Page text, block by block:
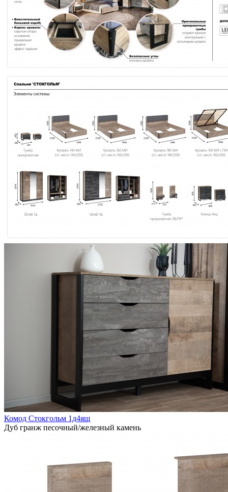
Комод Стокгольм 1д4ящ
Дуб гранж песочный/железный камень